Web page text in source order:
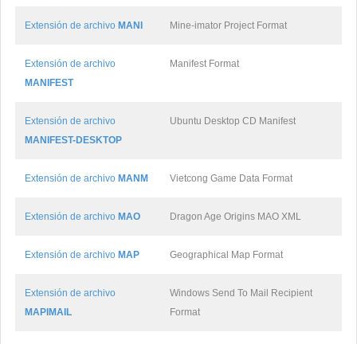
Extensión de archivo MANI Mine-imator Project Format
Extensión de archivo
MANIFEST
Manifest Format
Extensión de archivo
MANIFEST-DESKTOP
Ubuntu Desktop CD Manifest
Extensión de archivo MANM Vietcong Game Data Format
Extensión de archivo MAO Dragon Age Origins MAO XML
Extensión de archivo MAP Geographical Map Format
Extensión de archivo
MAPIMAIL
Windows Send To Mail Recipient
Format